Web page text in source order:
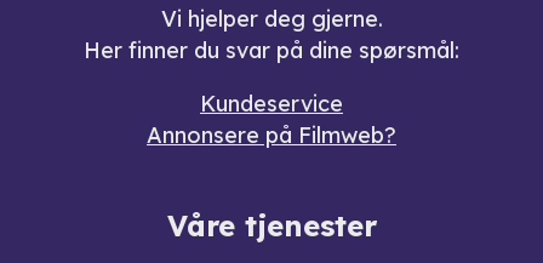
Vi hjelper deg gjerne.
Her finner du svar på dine spørsmål:
Kundeservice
Annonsere på Filmweb?
Våre tjenester